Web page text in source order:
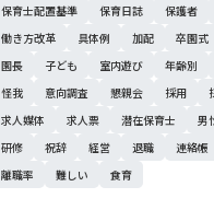
保育士配置基準
保育日誌 保護者
働き方改革
具体例 加配 卒園式
園長
子ども 室内遊び 年齢別
怪我
意向調査 懇親会 採用
求人媒体
求人票 潜在保育士
男
研修
祝辞 経営 退職 連絡帳
離職率
難しい 食育